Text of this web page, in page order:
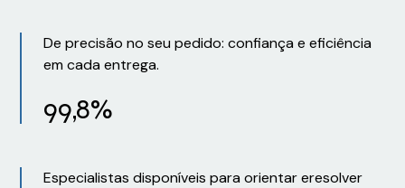
De precisão no seu pedido: confiança e eficiência
em cada entrega.
99,8%
Especialistas disponíveis para orientar eresolver